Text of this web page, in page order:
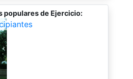
populares de Ejercicio: